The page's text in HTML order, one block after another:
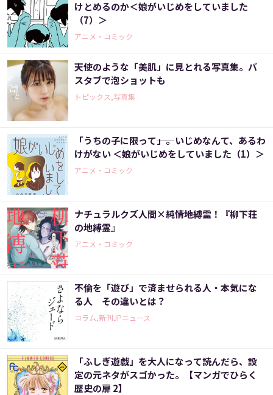
けとめるのか＜娘がいじめをしていました
（7）＞
アニメ・コミック
天使のような「美肌」に見とれる写真集。バ
スタブで泡ショットも
トピックス,写真集
「うちの子に限って――」。いじめなんて、あるわ
けがない ＜娘がいじめをしていました（1）＞
アニメ・コミック
ナチュラルクズ人間×純情地縛霊！『柳下荘
の地縛霊』
アニメ・コミック
不倫を「遊び」で済ませられる人・本気にな
る人 その違いとは？
コラム,新刊JPニュース
「ふしぎ遊戯」を大人になって読んだら、設
定の元ネタがスゴかった。【マンガでひらく
歴史の扉 2】